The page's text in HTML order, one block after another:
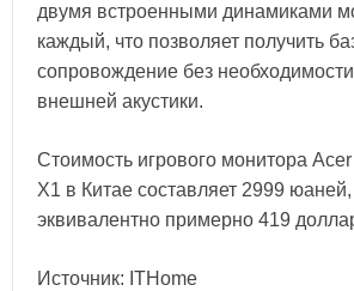
двумя встроенными динамиками
каждый, что позволяет получить
сопровождение без
внешней акустики.
Стоимость игрового монитора
X1 в Китае составляет 2999 юаней,
эквивалентно примерно 419
Источник: ITHome